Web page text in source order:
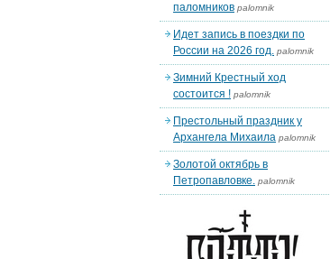
паломников palomnik
Идет запись в поездки по
России на 2026 год. palomnik
Зимний Крестный ход
состоится ! palomnik
Престольный праздник у
Архангела Михаила palomnik
Золотой октябрь в
Петропавловке. palomnik